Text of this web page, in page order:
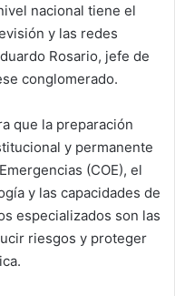
nacional tiene el
y las redes
Rosario, jefe de
conglomerado.
que la preparación
y permanente
(COE), el
y las capacidades de
especializados son las
riesgos y proteger